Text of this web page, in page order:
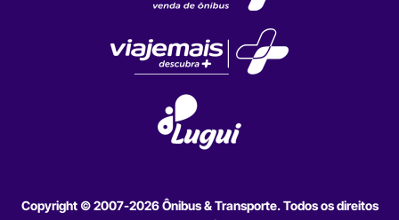
Copyright © 2007-2026 Ônibus & Transporte. Todos os direitos